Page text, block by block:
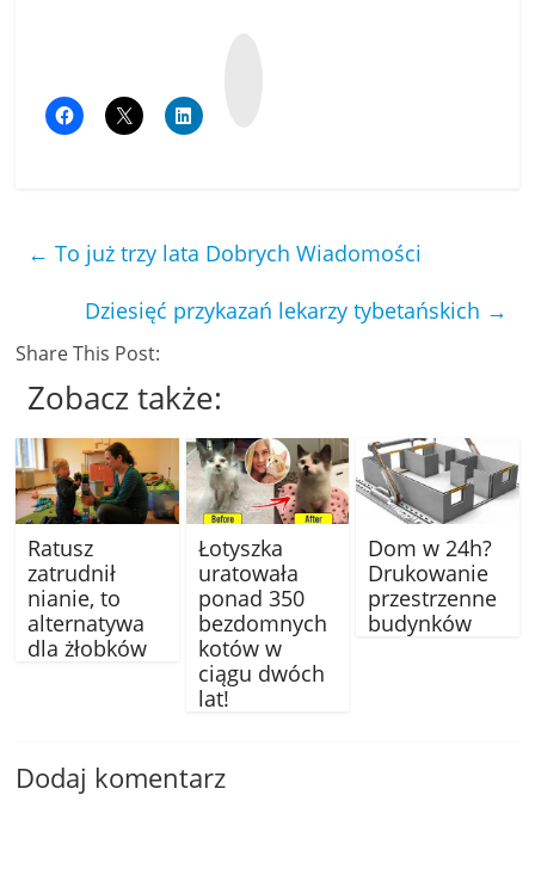
← To już trzy lata Dobrych Wiadomości
Dziesięć przykazań lekarzy tybetańskich →
Share This Post:
Zobacz także:
Ratusz
zatrudnił
nianie, to
alternatywa
dla żłobków
Łotyszka
uratowała
ponad 350
bezdomnych
kotów w
ciągu dwóch
lat!
Dom w 24h?
Drukowanie
przestrzenne
budynków
Dodaj komentarz